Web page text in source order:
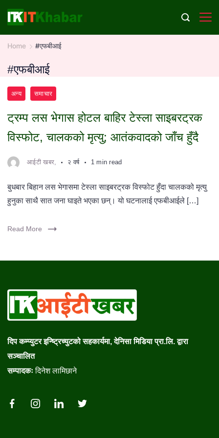
content
Home
#एफबीआई
#एफबीआई
अन्य समाचार
ट्रम्प लस भेगास होटल बाहिर टेस्ला साइबरट्रक
विस्फोट, चालकको मृत्यु; आतंकवादको जाँच हुँदै
आईटी खबर, २ वर्ष 1 min read
बुधबार बिहान लस भेगासमा टेस्ला साइबरट्रक विस्फोट हुँदा चालकको मृत्यु
हुनुका साथै सात जना घाइते भएका छन्। यो घटनालाई एफबीआईले […]
Read More
दिप कम्प्युटर इन्ष्ट्रिच्युटको सहकार्यमा, देनिसा मिडिया प्रा.लि. द्वारा
सञ्चालित
सम्पादकःदिनेश लामिछाने